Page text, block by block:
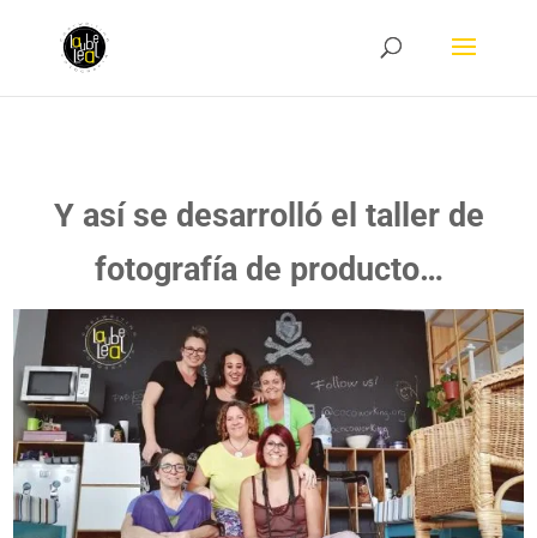
Y así se desarrolló el taller de
fotografía de producto…